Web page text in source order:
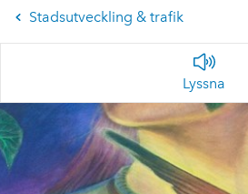
Stadsutveckling & trafik
Lyssna